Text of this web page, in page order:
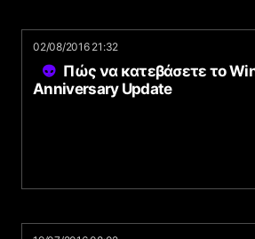
02/08/2016 21:32
Πώς να κατεβάσετε το
Anniversary Update